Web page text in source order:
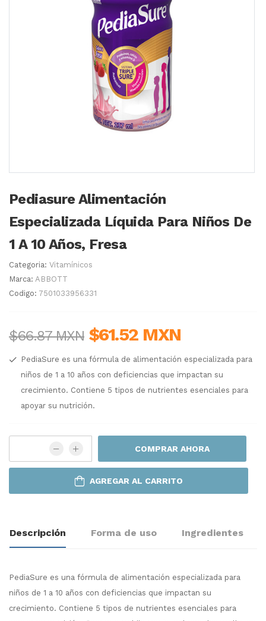
Pediasure Alimentación
Especializada Líquida Para Niños De
1 A 10 Años, Fresa
Categoria: Vitamínicos
Marca: ABBOTT
Codigo: 7501033956331
$66.87 MXN $61.52 MXN
PediaSure es una fórmula de alimentación especializada para
niños de 1 a 10 años con deficiencias que impactan su
crecimiento. Contiene 5 tipos de nutrientes esenciales para
apoyar su nutrición.
COMPRAR AHORA
AGREGAR AL CARRITO
Descripción Forma de uso Ingredientes
PediaSure es una fórmula de alimentación especializada para
niños de 1 a 10 años con deficiencias que impactan su
crecimiento. Contiene 5 tipos de nutrientes esenciales para